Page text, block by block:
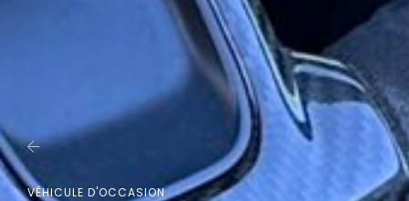
VÉHICULE D'OCCASION